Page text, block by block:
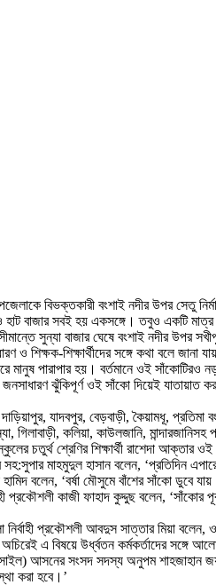
বিভক্তকারী বংশাই নদীর উপর সেতু
হাট বাজার সবই হয় একসঙ্গে। তবুও একটি মাত্র
সুন্যা বাজার ঘেষে বংশাই নদীর উপর
ও শিক্ষক-শিক্ষার্থীদের সঙ্গে কথা বলে জানা
মানুষ পারাপার হয়। বর্তমানে ওই সাঁকোটিরও
জনসাধারণ ঝুঁকিপূর্ণ ওই সাঁকো দিয়েই
যাদবপুর, বেড়বাড়ী, কৈয়ামধূ, প্রতিমা
গিলাবাড়ী, কলিয়া, কাউলজানি,
চতুর্থ শ্রেণির শিক্ষার্থী রাশেদা
সহ:সুপার মাহমুদুল হাসান বলেন, ‘প্রতিদিন
বলেন, ‘বর্ষা মৌসুমে বাঁশের সাঁকো ডুবে
প্রকৌশলী কাজী ফাহাদ কুদ্দুছ বলেন,
নির্বাহী প্রকৌশলী আবদুস সাত্তার মিয়া
এ বিষয়ে উর্ধ্বতন কর্মকর্তাদের সঙ্গে
আসনের সংসদ সদস্য অনুপম শাহজাহান
করা হবে।’